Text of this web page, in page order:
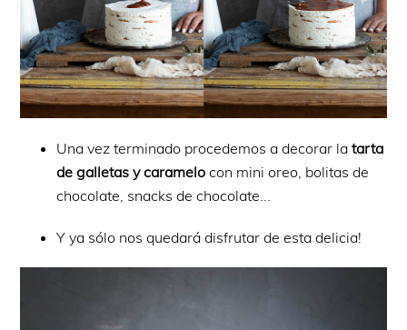
Una vez terminado procedemos a decorar latarta
de galletas y caramelo con mini oreo, bolitas de
chocolate, snacks de chocolate...
Y ya sólo nos quedará disfrutar de esta delicia!